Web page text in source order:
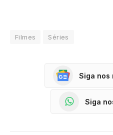
Filmes Séries
Siga nos
Siga